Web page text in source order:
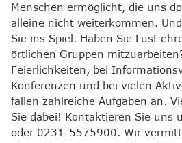
Menschen ermöglicht, die uns
alleine nicht weiterkommen.
Sie ins Spiel. Haben Sie Lust
örtlichen Gruppen
Feierlichkeiten, bei
Konferenzen und bei vielen
fallen zahlreiche Aufgaben an.
Sie dabei! Kontaktieren Sie uns
oder 0231-5575900. Wir